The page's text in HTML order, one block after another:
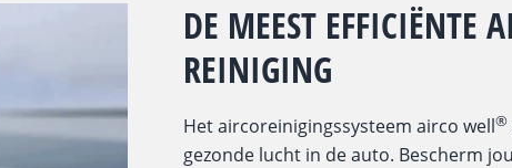
DE MEEST EFFICIËNTE
REINIGING
Het aircoreinigingssysteem airco well®
gezonde lucht in de auto. Bescherm